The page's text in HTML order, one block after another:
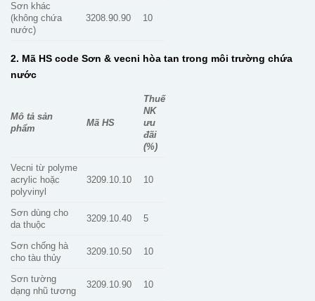
Sơn khác
(không chứa
nước)
3208.90.90 10
2. Mã HS code Sơn & vecni hòa tan trong môi trường chứa
nước
Mô tả sản
phẩm
Mã HS
Thuế
NK
ưu
đãi
(%)
Vecni từ polyme
acrylic hoặc
polyvinyl
3209.10.10 10
Sơn dùng cho
da thuộc
3209.10.40 5
Sơn chống hà
cho tàu thủy
3209.10.50 10
Sơn tường
dạng nhũ tương
3209.10.90 10